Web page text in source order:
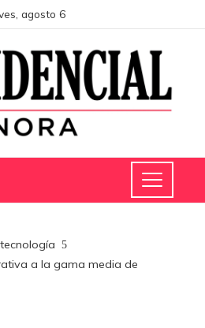
agosto 6
a la gama media de